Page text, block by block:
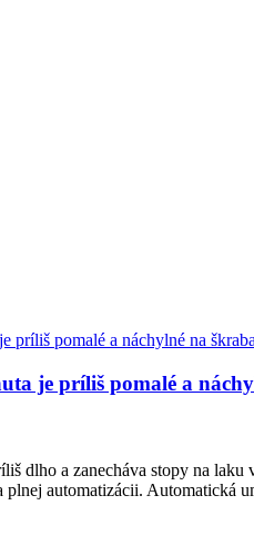
je príliš pomalé a
dlho a zanecháva stopy na
plnej automatizácii. Automatická